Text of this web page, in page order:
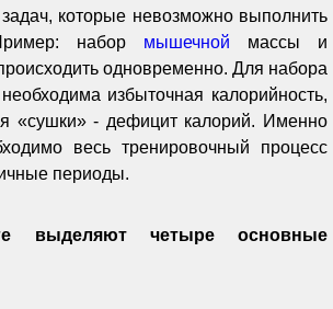
которые невозможно выполнить
набор мышечной массы и
одновременно. Для набора
избыточная калорийность,
«сушки» - дефицит калорий. Именно
весь тренировочный процесс
периоды.
выделяют четыре основные